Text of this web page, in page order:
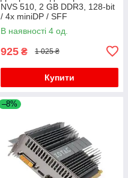
NVS 510, 2 GB DDR3, 128-bit
/ 4x miniDP / SFF
В наявності 4 од.
925 ₴ 1 025 ₴
Купити
–8%